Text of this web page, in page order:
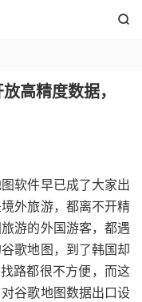

高精度数据，
软件早已成了大家出
外旅游，都离不开精
游的外国游客，都遇
歌地图，到了韩国却
路都很不方便，而这
谷歌地图数据出口设